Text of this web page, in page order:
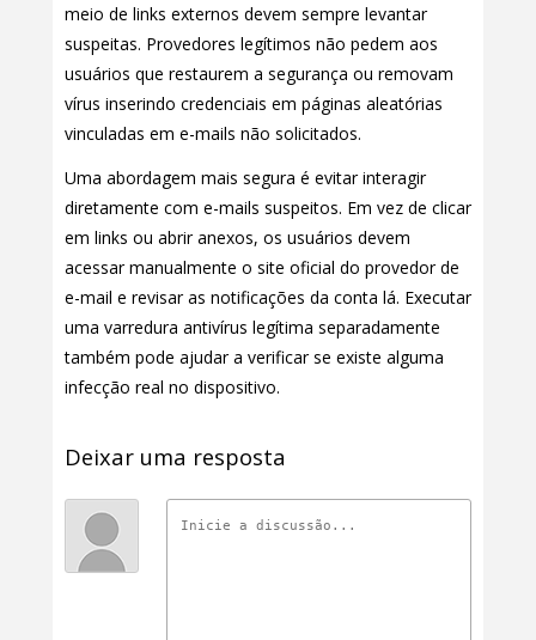
meio de links externos devem sempre levantar
suspeitas. Provedores legítimos não pedem aos
usuários que restaurem a segurança ou removam
vírus inserindo credenciais em páginas aleatórias
vinculadas em e-mails não solicitados.
Uma abordagem mais segura é evitar interagir
diretamente com e-mails suspeitos. Em vez de clicar
em links ou abrir anexos, os usuários devem
acessar manualmente o site oficial do provedor de
e-mail e revisar as notificações da conta lá. Executar
uma varredura antivírus legítima separadamente
também pode ajudar a verificar se existe alguma
infecção real no dispositivo.
Deixar uma resposta